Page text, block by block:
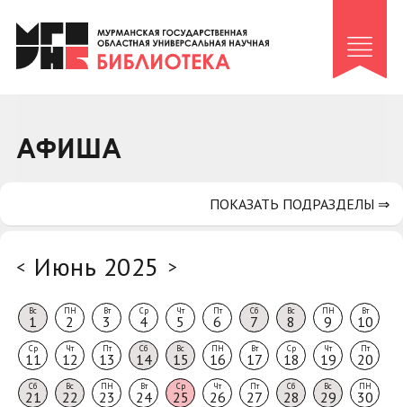
Клуб «Гиря и сельдерей»
Клуб «Семейный архив»
Коллегам
АФИША
< Июнь 2025 >
Вс
1
ПН
2
Вт
3
Ср
4
Чт
5
Пт
6
Сб
7
Вс
8
ПН
9
Вт
10
Ср
11
Чт
12
Пт
13
Сб
14
Вс
15
ПН
16
Вт
17
Ср
18
Чт
19
Пт
20
Сб
21
Вс
22
ПН
23
Вт
24
Ср
25
Чт
26
Пт
27
Сб
28
Вс
29
ПН
30
ПОКАЗАТЬ ПОДРАЗДЕЛЫ ⇒